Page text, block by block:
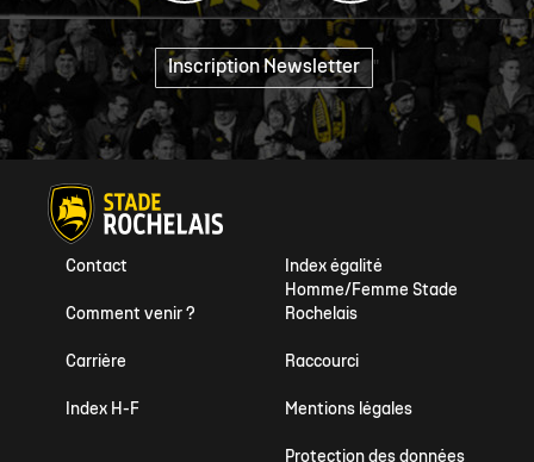
Inscription Newsletter "
Index égalité
Homme/Femme Stade
Rochelais
Contact
Comment venir ?
Raccourci
Carrière
Mentions légales
Index H-F
Protection des données